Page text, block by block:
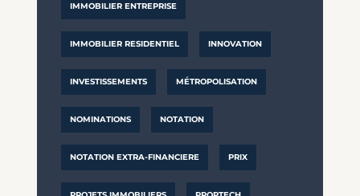
IMMOBILIER ENTREPRISE
IMMOBILIER RESIDENTIEL INNOVATION
INVESTISSEMENTS MÉTROPOLISATION
NOMINATIONS NOTATION
NOTATION EXTRA-FINANCIERE PRIX